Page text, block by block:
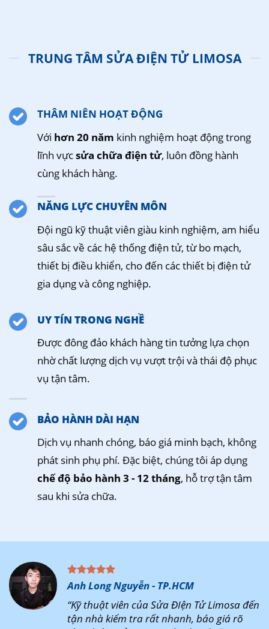
TRUNG TÂM SỬA ĐIỆN TỬ LIMOSA
THÂM NIÊN HOẠT ĐỘNG
Với hơn 20 năm kinh nghiệm hoạt động trong
lĩnh vựcsửa chữa điện tử, luôn đồng hành
cùng khách hàng.
NĂNG LỰC CHUYÊN MÔN
Đội ngũ kỹ thuật viên giàu kinh nghiệm, am hiểu
sâu sắc về các hệ thống điện tử, từ bo mạch,
thiết bị điều khiển, cho đến các thiết bị điện tử
gia dụng và công nghiệp.
UY TÍN TRONG NGHỀ
Được đông đảo khách hàng tin tưởng lựa chọn
nhờ chất lượng dịch vụ vượt trội và thái độ phục
vụ tận tâm.
BẢO HÀNH DÀI HẠN
Dịch vụ nhanh chóng, báo giá minh bạch, không
phát sinh phụ phí. Đặc biệt, chúng tôi áp dụng
chế độ bảo hành 3 - 12 tháng, hỗ trợ tận tâm
sau khi sửa chữa.
Anh Long Nguyễn - TP.HCM
“Kỹ thuật viên của Sửa ĐIện Tử Limosa đến
tận nhà kiểm tra rất nhanh, báo giá rõ